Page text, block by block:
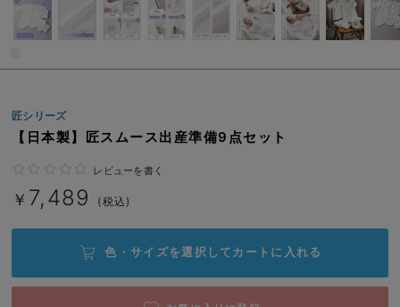
買って正解！高評価レビューアイテム
便利な育児家電
Gift Selection 出産祝い
保育園・入園準備特集
匠シリーズ
【日本製】匠スムース出産準備9点セット
レビューを書く
￥ 7,489 (税込)
色・サイズを選択して カートに入れる